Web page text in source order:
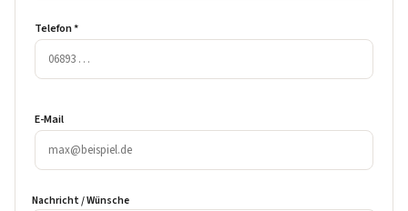
Telefon *
E-Mail
Nachricht / Wünsche